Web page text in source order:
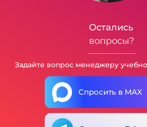
Остались
вопросы?
Задайте вопрос менеджеру
Спросить в MAX